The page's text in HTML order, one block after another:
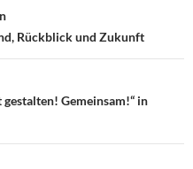
Rückblick und Zukunft
Gemeinsam!“ in